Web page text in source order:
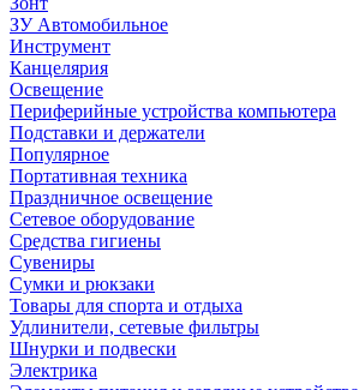
ЗУ Автомобильное
Инструмент
Канцелярия
Освещение
Периферийные устройства компьютера
Подставки и держатели
Популярное
Портативная техника
Праздничное освещение
Сетевое оборудование
Средства гигиены
Сувениры
Сумки и рюкзаки
Товары для спорта и отдыха
Удлинители, сетевые фильтры
Шнурки и подвески
Электрика